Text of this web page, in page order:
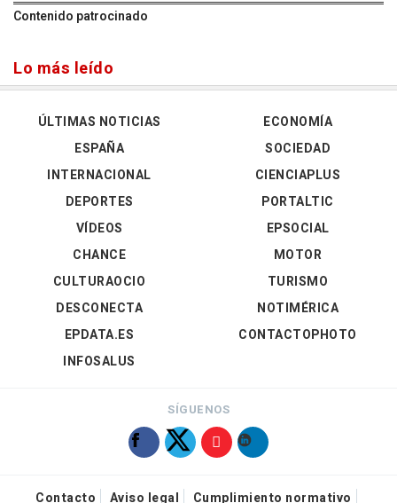
Contenido patrocinado
Lo más leído
ÚLTIMAS NOTICIAS
ESPAÑA
INTERNACIONAL
DEPORTES
VÍDEOS
ECONOMÍA
SOCIEDAD
CIENCIAPLUS
PORTALTIC
EPSOCIAL
CHANCE
CULTURAOCIO
DESCONECTA
EPDATA.ES
INFOSALUS
MOTOR
TURISMO
NOTIMÉRICA
CONTACTOPHOTO
SÍGUENOS
Contacto Aviso legal Cumplimiento normativo